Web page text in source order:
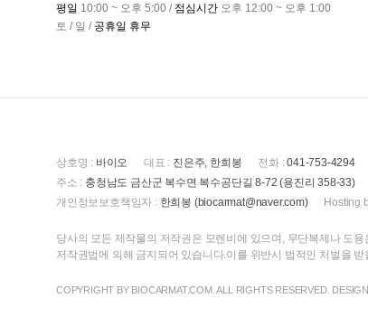
평일 10:00 ~ 오후 5:00 / 점심시간 오후 12:00 ~ 오후 1:00
토 / 일 / 공휴일 휴무
상호명 : 바이오 대표 : 진은주, 한희봉 전화 :041-753-4294
주소 : 충청남도 금산군 복수면 복수공단길 8-72 (용진리 358-33)
개인정보보호책임자 :한희봉 (biocarmat@naver.com) Hosting
당사의 모든 제작물의 저작권은 모렌비에 있으며, 무단복제나 도용
저작권법에 의해 금지되어 있습니다.이를 위반시 법적인 처벌을 받
COPYRIGHT BY BIOCARMAT.COM. ALL RIGHTS RESERVED.